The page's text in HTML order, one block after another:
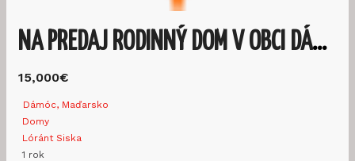
NA PREDAJ RODINNÝ DOM V OBCI DÁMÓC-ÖRHEGY
15,000€
Dámóc, Maďarsko
Domy
Lóránt Siska
1 rok